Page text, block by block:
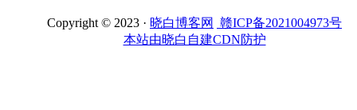
Copyright © 2023 · 晓白博客网
赣ICP备2021004973号
本站由晓白自建CDN防护